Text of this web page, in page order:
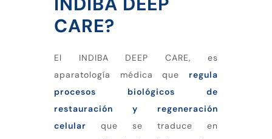
CARE?
El INDIBA DEEP CARE, es
aparatología médica que regula
procesos biológicos de
restauración y regeneración
celular que se traduce en